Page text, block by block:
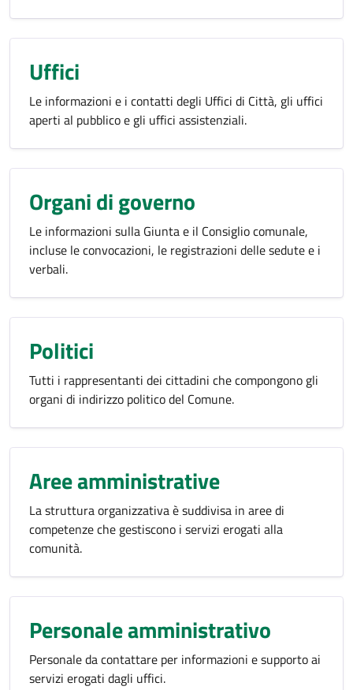
Uffici
Le informazioni e i contatti degli Uffici di Città, gli uffici
aperti al pubblico e gli uffici assistenziali.
Organi di governo
Le informazioni sulla Giunta e il Consiglio comunale,
incluse le convocazioni, le registrazioni delle sedute e i
verbali.
Politici
Tutti i rappresentanti dei cittadini che compongono gli
organi di indirizzo politico del Comune.
Aree amministrative
La struttura organizzativa è suddivisa in aree di
competenze che gestiscono i servizi erogati alla
comunità.
Personale amministrativo
Personale da contattare per informazioni e supporto ai
servizi erogati dagli uffici.